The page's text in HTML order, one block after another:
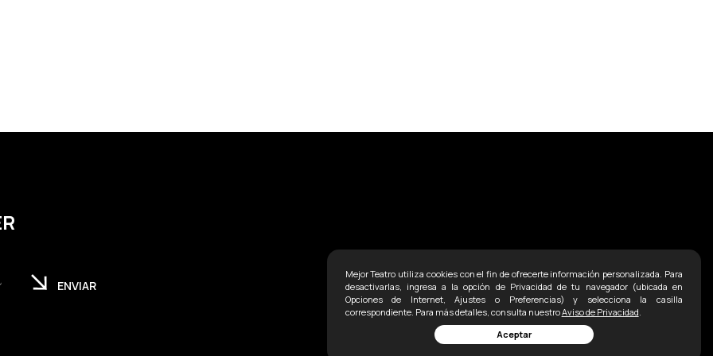
Mejor Teatro utiliza cookies con el fin de ofrecerte información personalizada. Para
desactivarlas, ingresa a la opción de Privacidad de tu navegador (ubicada en
Opciones de Internet, Ajustes o Preferencias) y selecciona la casilla
correspondiente. Para más detalles, consulta nuestroAviso de Privacidad.
Aceptar
ENVIAR